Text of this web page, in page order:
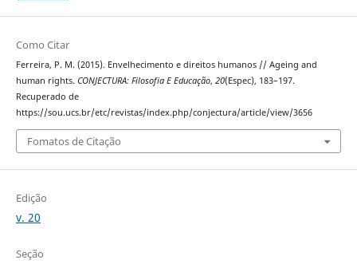
Como Citar
Ferreira, P. M. (2015). Envelhecimento e direitos humanos // Ageing and
human rights. CONJECTURA: Filosofia E Educação, 20(Espec), 183–197.
Recuperado de
https://sou.ucs.br/etc/revistas/index.php/conjectura/article/view/3656
Fomatos de Citação
Edição
v. 20
Seção